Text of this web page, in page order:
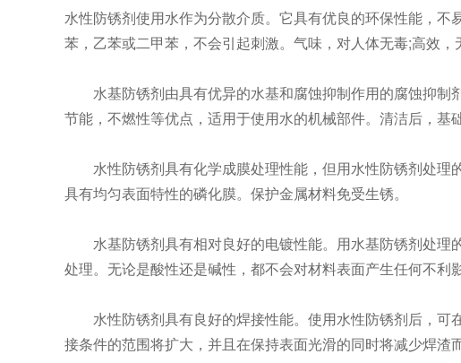
水性防锈剂使用水作为分散介质。它具有优良的环保性能，
苯，乙苯或二甲苯，不会引起刺激。气味，对人体无毒;高效，
水基防锈剂由具有优异的水基和腐蚀抑制作用的腐蚀抑制
节能，不燃性等优点，适用于使用水的机械部件。清洁后，基
水性防锈剂具有化学成膜处理性能，但用水性防锈剂处理
具有均匀表面特性的磷化膜。保护金属材料免受生锈。
水基防锈剂具有相对良好的电镀性能。用水基防锈剂处理
处理。无论是酸性还是碱性，都不会对材料表面产生任何不利影
水性防锈剂具有良好的焊接性能。使用水性防锈剂后，可
接条件的范围将扩大，并且在保持表面光滑的同时将减少焊渣